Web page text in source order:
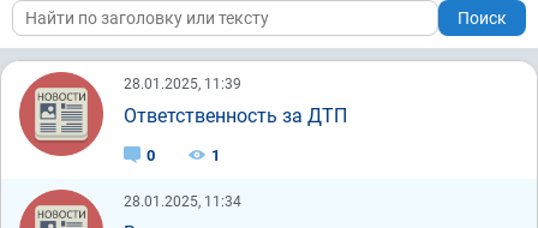
Поиск
28.01.2025, 11:39
Ответственность за ДТП
0 1
28.01.2025, 11:34